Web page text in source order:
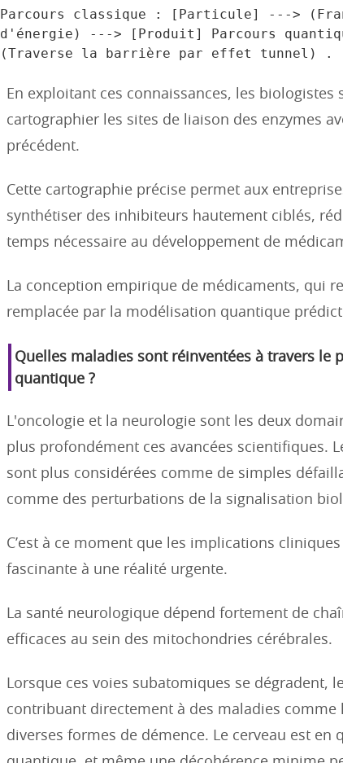
Parcours classique : [Particule] --->
d'énergie) ---> [Produit] Parcours
En exploitant ces connaissances, les biologistes
cartographier les sites de liaison des enzymes
précédent.
Cette cartographie précise permet aux
synthétiser des inhibiteurs hautement ciblés,
temps nécessaire au développement de
La conception empirique de médicaments, qui
remplacée par la modélisation quantique
Quelles maladies sont réinventées à travers le
quantique ?
L'oncologie et la neurologie sont les deux
plus profondément ces avancées scientifiques.
sont plus considérées comme de simples
comme des perturbations de la signalisation
C’est à ce moment que les implications
fascinante à une réalité urgente.
La santé neurologique dépend fortement de
efficaces au sein des mitochondries cérébrales.
Lorsque ces voies subatomiques se dégradent,
contribuant directement à des maladies comme
diverses formes de démence. Le cerveau est en